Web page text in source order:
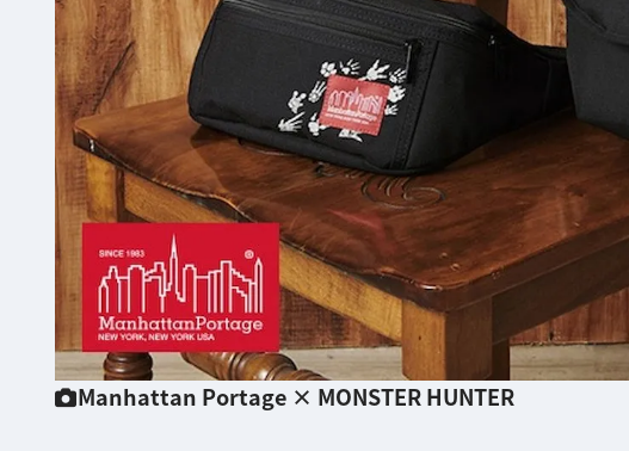
Manhattan Portage × MONSTER HUNTER